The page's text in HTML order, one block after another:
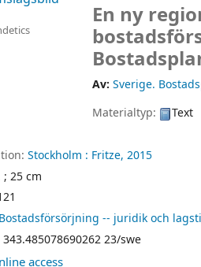
En ny
Av: Sverige.
Materialtyp:
Text
Stockholm : Fritze, 2015
; 25 cm
Bostadsförsörjning -- juridik och
343.485078690262 23/swe
access